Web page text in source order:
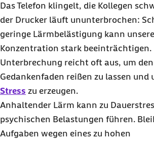
Das Telefon klingelt, die Kollegen
der Drucker läuft ununterbrochen:
geringe Lärmbelästigung kann unsere
Konzentration stark beeinträchtigen.
Unterbrechung reicht oft aus, um
Gedankenfaden reißen zu lassen
Stress zu erzeugen.
Anhaltender Lärm kann zu
psychischen Belastungen führen.
Aufgaben wegen eines zu hohen